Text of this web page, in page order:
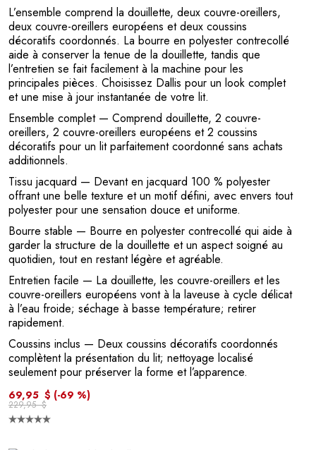
L’ensemble comprend la douillette, deux couvre-oreillers,
deux couvre-oreillers européens et deux coussins
décoratifs coordonnés. La bourre en polyester contrecollé
aide à conserver la tenue de la douillette, tandis que
l’entretien se fait facilement à la machine pour les
principales pièces. Choisissez Dallis pour un look complet
et une mise à jour instantanée de votre lit.
Ensemble complet— Comprend douillette, 2 couvre-
oreillers, 2 couvre-oreillers européens et 2 coussins
décoratifs pour un lit parfaitement coordonné sans achats
additionnels.
Tissu jacquard — Devant en jacquard 100 % polyester
offrant une belle texture et un motif défini, avec envers tout
polyester pour une sensation douce et uniforme.
Bourre stable — Bourre en polyester contrecollé qui aide à
garder la structure de la douillette et un aspect soigné au
quotidien, tout en restant légère et agréable.
Entretien facile — La douillette, les couvre-oreillers et les
couvre-oreillers européens vont à la laveuse à cycle délicat
à l’eau froide; séchage à basse température; retirer
rapidement.
Coussins inclus — Deux coussins décoratifs coordonnés
complètent la présentation du lit; nettoyage localisé
seulement pour préserver la forme et l’apparence.
69,95 $ (-69 %)
229,95 $